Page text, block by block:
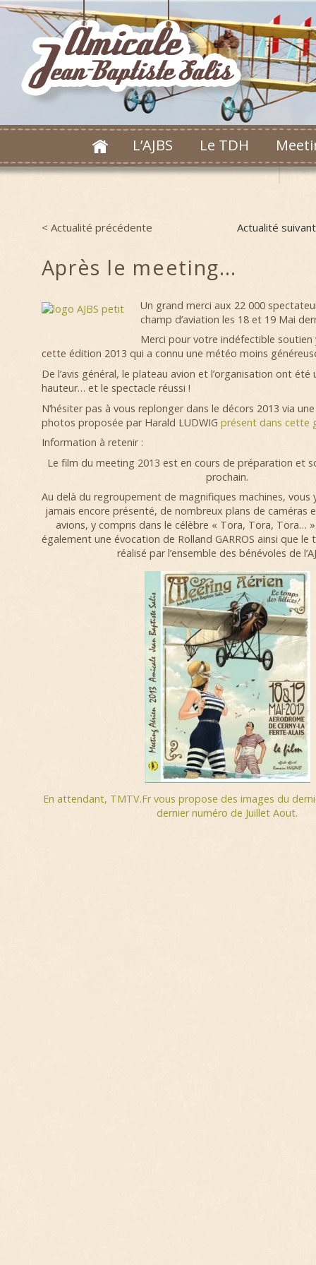
L’AJBS Le TDH
Post navigation
Actualité
< Actualité précédente
Après le meeting…
Un grand merci aux 22 000
champ d’aviation les 18 et 19 Mai
Merci pour votre indéfectible soutien
cette édition 2013 qui a connu une météo moins
De l’avis général, le plateau avion et l’organisation ont été
hauteur… et le spectacle réussi !
N’hésiter pas à vous replonger dans le décors 2013 via
photos proposée par Harald LUDWIG présent dans cette
Information à retenir :
Le film du meeting 2013 est en cours de préparation et
prochain.
Au delà du regroupement de magnifiques machines, vous
jamais encore présenté, de nombreux plans de caméras
avions, y compris dans le célèbre « Tora, Tora, Tora…
également une évocation de Rolland GARROS ainsi que
réalisé par l’ensemble des bénévoles de
En attendant, TMTV.Fr vous propose des images du
dernier numéro de Juillet Aout.